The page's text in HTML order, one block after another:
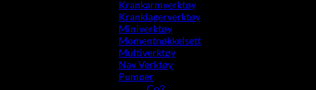
Krankarmverktøy
Kranklagerverktøy
Miniverktøy
Momentnøkkelsett
Multiverktøy
Nav Verktøy
Pumper